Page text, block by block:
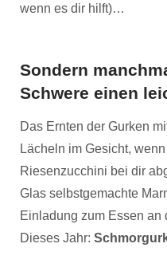
wenn es dir hilft)…
Sondern
Schwere einen
Das Ernten der Gurken
Lächeln im Gesicht,
Riesenzucchini bei dir
Glas selbstgemachte
Einladung zum Essen
Dieses Jahr: